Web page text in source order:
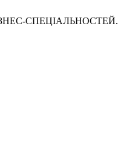
СПЕЦІАЛЬНОСТЕЙ.